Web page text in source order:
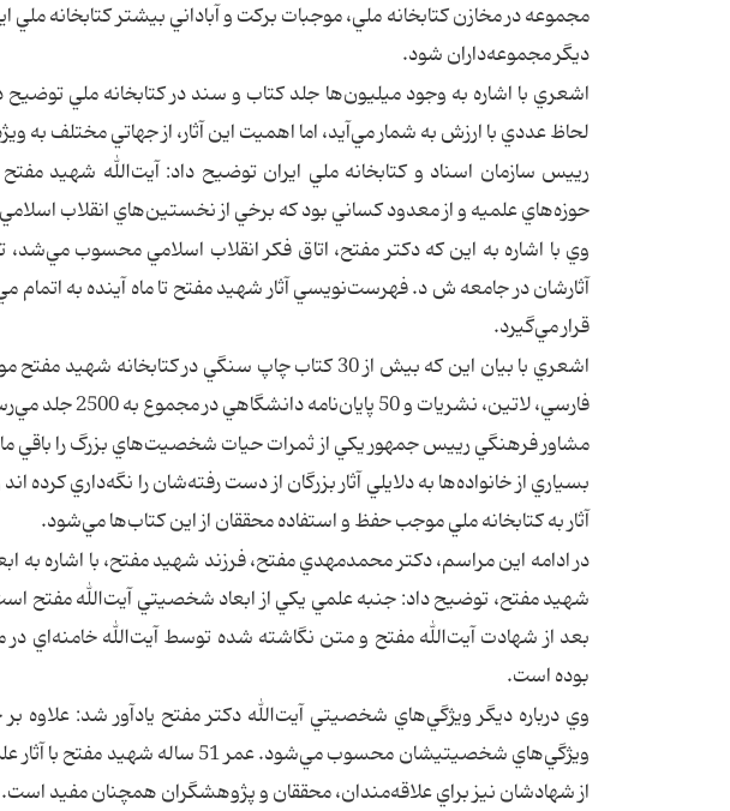
مجموعه در مخازن كتابخانه ملي، موجبات بركت و آباداني بيشتر كتابخانه ملي
ديگر مجموعه‌داران شود.
اشعري با اشاره به وجود ميليون‌ها جلد كتاب و سند در كتابخانه ملي توضيح
لحاظ عددي با ارزش به شمار مي‌آيد، اما اهميت اين آثار، از جهاتي مختلف
رييس سازمان اسناد و كتابخانه ملي ايران توضيح داد:‌ آيت‌الله شهيد
حوزه‌هاي علميه و از معدود كساني بود كه برخي از نخستين‌هاي انقلاب
وي با اشاره به اين كه دكتر مفتح، اتاق فكر انقلاب اسلامي محسوب
آثارشان در جامعه ش د. فهرست‌نويسي آثار شهيد مفتح تا ماه آينده به اتمام
قرار مي‌گيرد.
اشعري با بيان اين كه بيش از 30 كتاب چاپ سنگي در
فارسي، لاتين، نشريات و 50 پايان‌نامه دانشگاهي در مجموع به 2500 جلد مي‌رسند.
مشاور فرهنگي رييس جمهور يكي از ثمرات حيات شخصيت‌هاي بزرگ را باقي
بسياري از خانواده‌ها به دلايلي آثار بزرگان از دست رفته‌شان را نگه‌داري كرده
آثار به كتابخانه ملي موجب حفظ و استفاده محققان از اين كتاب‌ها مي‌شود.
در ادامه اين مراسم، ‌دكتر محمدمهدي مفتح، فرزند شهيد مفتح،‌ با اشاره به
شهيد مفتح، ‌توضيح داد: جنبه علمي يكي از ابعاد شخصيتي آيت‌الله مفتح
بعد از شهادت آيت‌الله مفتح و متن نگاشته شده توسط آيت‌الله خامنه‌اي
بوده است.
وي درباره ديگر ويژگي‌هاي شخصيتي آيت‌الله دكتر مفتح يادآور شد:‌
ويژگي‌هاي شخصيتيشان محسوب مي‌شود.
از شهادشان نيز براي علاقه‌مندان، ‌محققان و پژوهشگران همچنان مفيد است.